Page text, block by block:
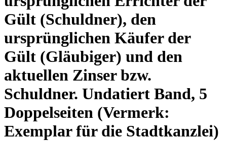
Gült (Schuldner), den
ursprünglichen Käufer der
Gült (Gläubiger) und den
aktuellen Zinser bzw.
Schuldner. Undatiert Band, 5
Doppelseiten (Vermerk:
Exemplar für die Stadtkanzlei)